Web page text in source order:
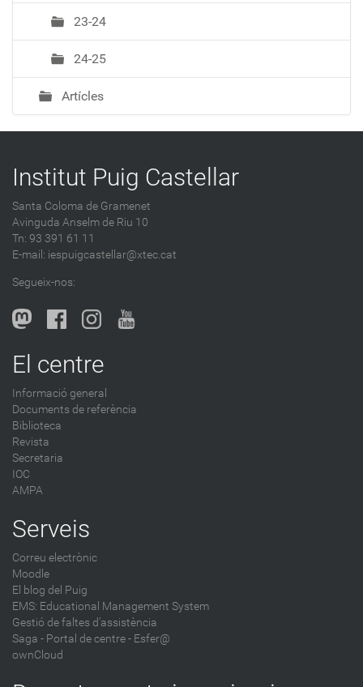
23-24
24-25
Artícles
Institut Puig Castellar
Santa Coloma de Gramenet
Avinguda Anselm de Riu 10
Tn: 93 391 61 11
E-mail: iespuigcastellar@xtec.cat
Segueix-nos:
El centre
Informació general
Documents de referència
Biblioteca
Revista
Secretaria
IOC
AMPA
Serveis
Correu electrònic
Moodle
El blog del Puig
EMS: Educational Management System
Gestió de faltes d'assistència
Saga - Portal de centre - Esfer@
ownCloud